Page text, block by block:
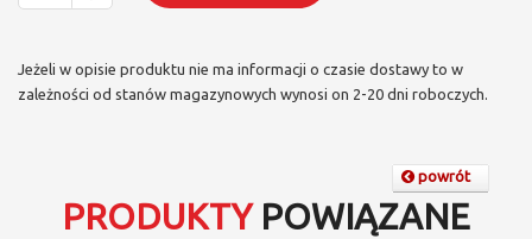
Jeżeli w opisie produktu nie ma informacji o czasie dostawy to w
zależności od stanów magazynowych wynosi on 2-20 dni roboczych.
powrót
PRODUKTYPOWIĄZANE